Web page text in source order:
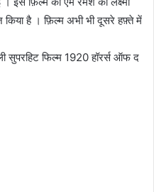
किया है । फ़िल्म अभी भी दूसरे हफ़्ते में
सुपरहिट फिल्म 1920 हॉरर्स ऑफ द